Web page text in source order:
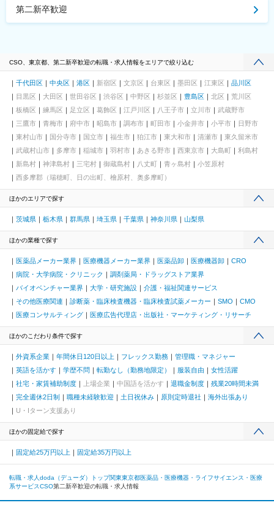
第二新卒歓迎
CSO、東京都、第二新卒歓迎の転職・求人情報をエリアで絞り込む
千代田区 中央区 港区 新宿区 文京区 台東区 墨田区 江東区
品川区
目黒区
大田区 世田谷区 渋谷区 中野区 杉並区 豊島区 北区
荒川区
板橋区
練馬区 足立区 葛飾区 江戸川区 八王子市 立川市
武蔵野市
三鷹市
青梅市 府中市 昭島市 調布市 町田市 小金井市 小平市
日野市
東村山市
国分寺市 国立市 福生市 狛江市 東大和市 清瀬市
東久留米市
武蔵村山市
多摩市 稲城市 羽村市 あきる野市 西東京市 大島町
利島村
新島村
神津島村 三宅村 御蔵島村 八丈町 青ヶ島村
小笠原村
西多摩郡（瑞穂町、日の出町、檜原村、奥多摩町）
ほかのエリアで探す
茨城県 栃木県 群馬県 埼玉県 千葉県 神奈川県 山梨県
ほかの業種で探す
医薬品メーカー業界 医療機器メーカー業界 医薬品卸 医療機器卸
CRO
病院・大学病院・クリニック
調剤薬局・ドラッグストア業界
バイオベンチャー業界
大学・研究施設
介護・福祉関連サービス
その他医療関連
診断薬・臨床検査機器・臨床検査試薬メーカー SMO
CMO
医療コンサルティング
医療広告代理店・出版社・マーケティング・リサーチ
ほかのこだわり条件で探す
外資系企業 年間休日120日以上 フレックス勤務
管理職・マネジャー
英語を活かす
学歴不問 転勤なし（勤務地限定） 服装自由
女性活躍
社宅・家賃補助制度
上場企業 中国語を活かす 退職金制度
残業20時間未満
完全週休2日制
職種未経験歓迎 土日祝休み 原則定時退社
海外出張あり
U・Iターン支援あり
ほかの固定給で探す
固定給25万円以上 固定給35万円以上
転職・求人doda（デューダ）トップ関東東京都医薬品・医療機器・ライフサイエンス・医療
系サービスCSO第二新卒歓迎の転職・求人情報